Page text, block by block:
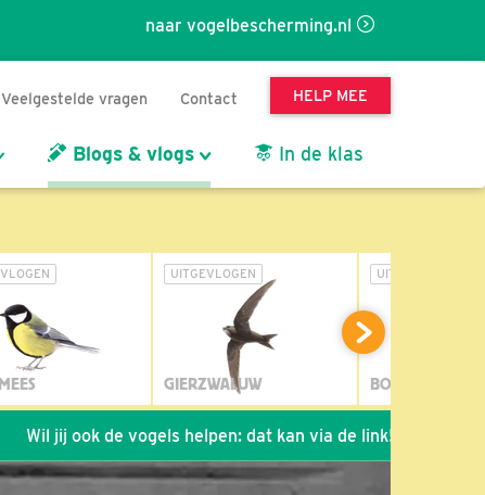
naar vogelbescherming.nl
Veelgestelde vragen Contact HELP MEE
Blogs & vlogs In de klas
UITGEVLOGEN
GIERZWALUW
UITGEVLOGEN
BOSUIL
jij ook de vogels helpen: dat kan via de link! *